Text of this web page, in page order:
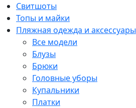
Свитшоты
Топы и майки
Пляжная одежда и аксессуары
Все модели
Блузы
Брюки
Головные уборы
Купальники
Платки